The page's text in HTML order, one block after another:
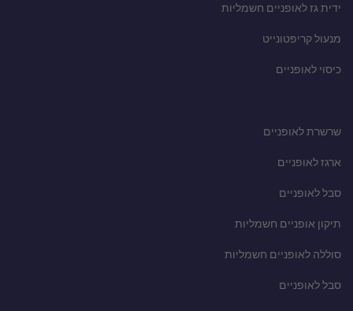
ידית גז לאופניים חשמליות
מנעול קריפטונייט
כיסוי לאופניים
שרשרת לאופניים
ארגז לאופניים
סבל לאופניים
תיקון אופניים חשמליות
סוללה לאופניים חשמליות
סבל לאופניים